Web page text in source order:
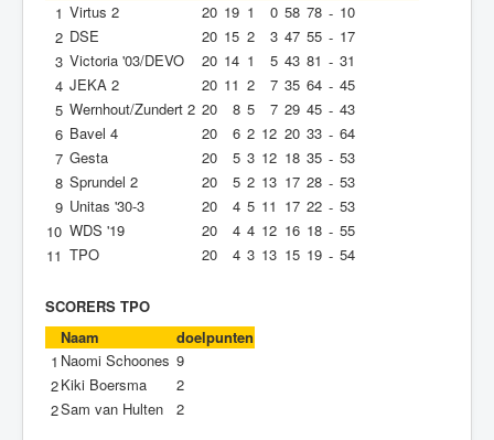
1 Virtus 2 20 19 1 0 58 78 - 10
2 DSE 20 15 2 3 47 55 - 17
3 Victoria '03/DEVO 20 14 1 5 43 81 - 31
4 JEKA 2 20 11 2 7 35 64 - 45
5 Wernhout/Zundert 2 20 8 5 7 29 45 - 43
6 Bavel 4 20 6 2 12 20 33 - 64
7 Gesta 20 5 3 12 18 35 - 53
8 Sprundel 2 20 5 2 13 17 28 - 53
9 Unitas '30-3 20 4 5 11 17 22 - 53
10 WDS '19 20 4 4 12 16 18 - 55
11 TPO 20 4 3 13 15 19 - 54
SCORERS TPO
Naam
doelpunten
1 Naomi Schoones 9
2Kiki Boersma
2
2Sam van Hulten 2